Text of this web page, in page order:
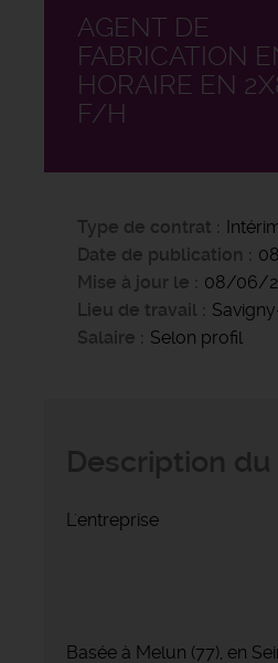
AGENT DE
FABRICATION
HORAIRE EN
F/H
Type de contrat
Date de publication
Mise à jour le
08/06/
Lieu de travail
Salaire
Selon profil
L'entreprise
Basée à Melun (77), en